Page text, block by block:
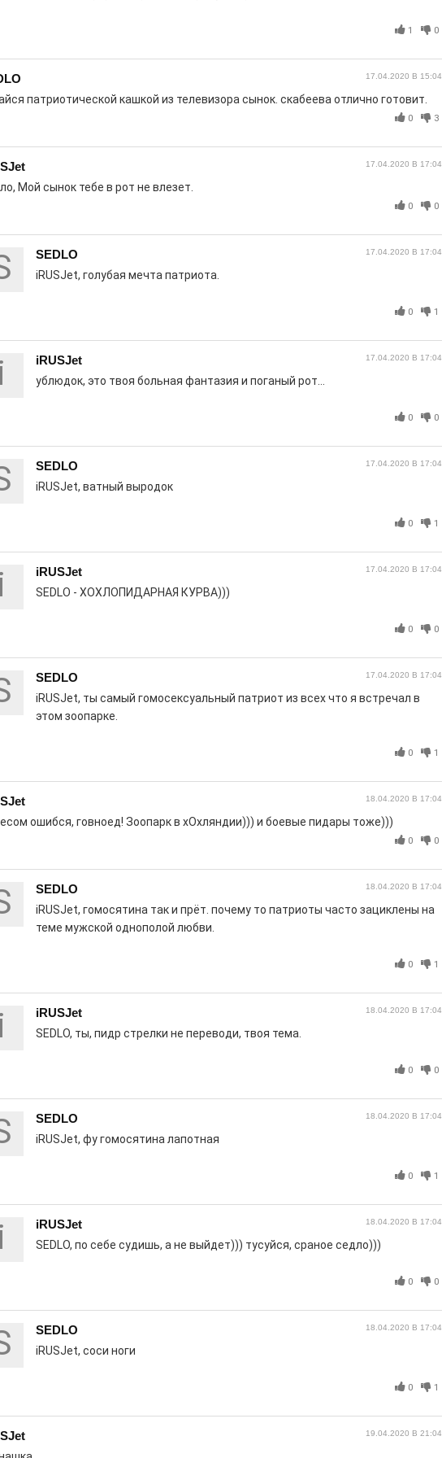
0
в разрезе истории города?
правда?
литературе и детям
зарекомендовала себя флагманом
раз этот статус подтвердили
— одно на всех
— новый масштабный проект,
приглашает к себе
Олега Коняшина.
путешествуют по
0
На этой неделе электростальцев
«Районы-кварталы».
килем!
0
Заводская улица Горького меняет
к победе
вернулся!» Такого в Электростали
болельщиков. Вернее, теперь было!
1 0
17.04.2020 В 15:04
патриотической кашкой из телевизора сынок. скабеева отлично готовит.
0 3
17.04.2020 В 17:04
Мой сынок тебе в рот не влезет.
0 0
SEDLO 17.04.2020 В 17:04
iRUSJet, голубая мечта патриота.
0 1
i iRUSJet 17.04.2020 В 17:04
ублюдок, это твоя больная фантазия и поганый рот...
0 0
SEDLO 17.04.2020 В 17:04
iRUSJet, ватный выродок
0 1
i iRUSJet 17.04.2020 В 17:04
SEDLO - ХОХЛОПИДАРНАЯ КУРВА)))
0 0
SEDLO 17.04.2020 В 17:04
iRUSJet, ты самый гомосексуальный патриот из всех что я встречал в
этом зоопарке.
0 1
18.04.2020 В 17:04
ошибся, говноед! Зоопарк в хОхляндии))) и боевые пидары тоже)))
0 0
SEDLO 18.04.2020 В 17:04
iRUSJet, гомосятина так и прёт. почему то патриоты часто зациклены на
теме мужской однополой любви.
0 1
i iRUSJet 18.04.2020 В 17:04
SEDLO, ты, пидр стрелки не переводи, твоя тема.
0 0
SEDLO 18.04.2020 В 17:04
iRUSJet, фу гомосятина лапотная
0 1
i iRUSJet 18.04.2020 В 17:04
SEDLO, по себе судишь, а не выйдет))) тусуйся, сраное седло)))
0 0
SEDLO 18.04.2020 В 17:04
iRUSJet, соси ноги
0 1
19.04.2020 В 21:04